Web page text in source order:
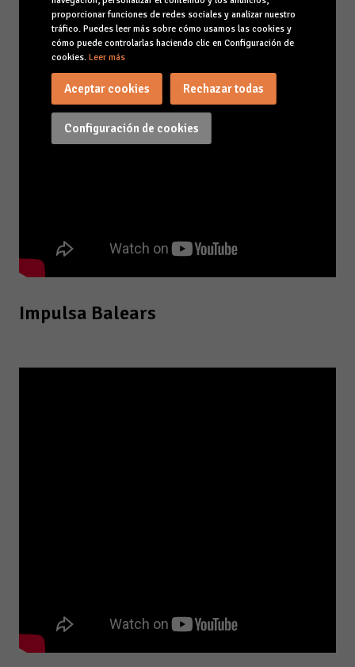
Impulsa Balears
proporcionar funciones de redes sociales y analizar nuestro
tráfico. Puedes leer más sobre cómo usamos las cookies y
cómo puede controlarlas haciendo clic en Configuración de
cookies. Leer más
Configuración de cookies
Aceptar cookies Rechazar todas